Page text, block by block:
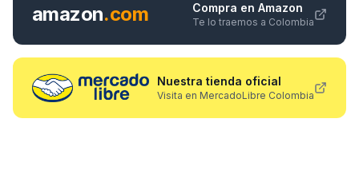
amazon.com Compra en Amazon
Te lo traemos a Colombia
Nuestra tienda oficial
Visita en MercadoLibre Colombia